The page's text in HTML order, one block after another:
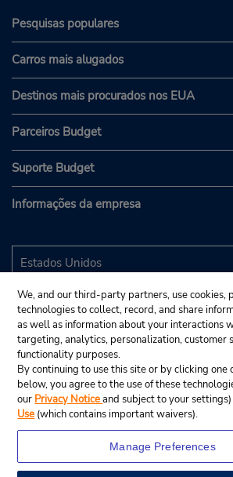
Pesquisas populares
Carros mais alugados
Destinos mais procurados nos EUA
Parceiros Budget
Suporte Budget
Informações da empresa
We, and our third-party partners, use cookies,
technologies to collect, record, and share
as well as information about your interactions
targeting, analytics, personalization, customer
functionality purposes.
By continuing to use this site or by clicking one
below, you agree to the use of these
our Privacy Noticeand subject to your
Use (which contains important waivers).
Manage Preferences